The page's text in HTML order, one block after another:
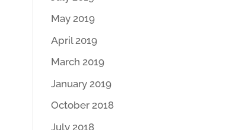
May 2019
April 2019
March 2019
January 2019
October 2018
July 2018